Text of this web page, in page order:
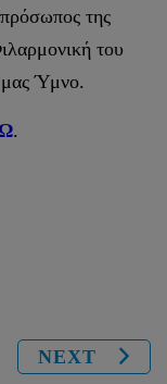
της
του
μας Ύμνο.
.
NEXT